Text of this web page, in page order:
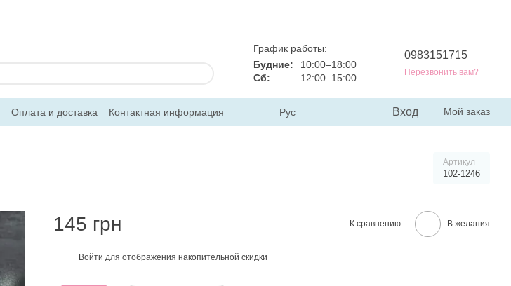
График работы:
Будние:
10:00–18:00
Сб:
12:00–15:00
0983151715
Перезвонить вам?
Оплата и доставка
Контактная информация
Для оптовых заказов
Рус Вход Мой заказ
Артикул
102-1246
145 грн К сравнению В желания
Войти для отображения накопительной скидки